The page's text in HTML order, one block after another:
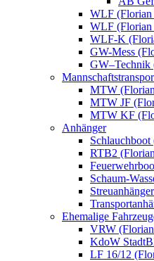
WLF (Florian
WLF (Florian
WLF-K
GW-Mess
GW–Technik
MTW
MTW JF
MTW KF
Anhänger
Schlauchboot
RTB2
Schaum-
Streuanhänger
Ehemalige
VRW
KdoW
LF 16/12